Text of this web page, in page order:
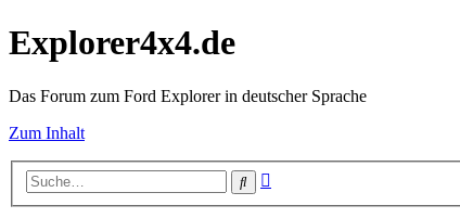
Explorer4x4.de
Das Forum zum Ford Explorer in deutscher Sprache
Zum Inhalt
Suche